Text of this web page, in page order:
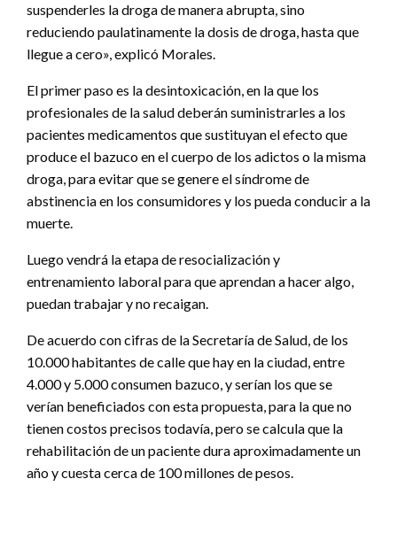
suspenderles la droga de manera abrupta, sino
reduciendo paulatinamente la dosis de droga, hasta que
llegue a cero», explicó Morales.
El primer paso es la desintoxicación, en la que los
profesionales de la salud deberán suministrarles a los
pacientes medicamentos que sustituyan el efecto que
produce el bazuco en el cuerpo de los adictos o la misma
droga, para evitar que se genere el síndrome de
abstinencia en los consumidores y los pueda conducir a la
muerte.
Luego vendrá la etapa de resocialización y
entrenamiento laboral para que aprendan a hacer algo,
puedan trabajar y no recaigan.
De acuerdo con cifras de la Secretaría de Salud, de los
10.000 habitantes de calle que hay en la ciudad, entre
4.000 y 5.000 consumen bazuco, y serían los que se
verían beneficiados con esta propuesta, para la que no
tienen costos precisos todavía, pero se calcula que la
rehabilitación de un paciente dura aproximadamente un
año y cuesta cerca de 100 millones de pesos.